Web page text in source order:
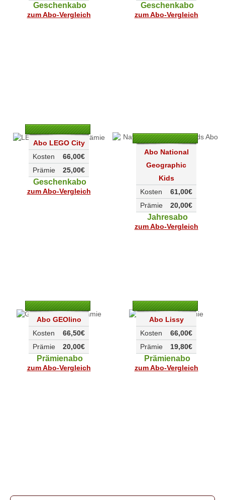
Geschenkabo
zum Abo-Vergleich
Geschenkabo
zum Abo-Vergleich
Abo LEGO City
66,00€
Kosten
25,00€
Prämie
Geschenkabo
zum Abo-Vergleich
Abo National
Geographic
Kids
61,00€
Kosten
20,00€
Prämie
Jahresabo
zum Abo-Vergleich
Abo GEOlino
66,50€
Kosten
20,00€
Prämie
Prämienabo
zum Abo-Vergleich
Abo Lissy
66,00€
Kosten
19,80€
Prämie
Prämienabo
zum Abo-Vergleich